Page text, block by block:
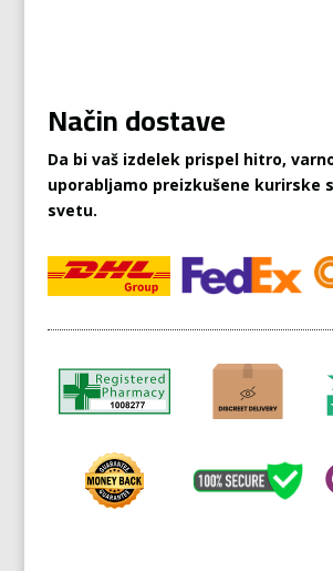
Način dostave
Da bi vaš izdelek prispel hitro,
uporabljamo preizkušene kurirske
svetu.